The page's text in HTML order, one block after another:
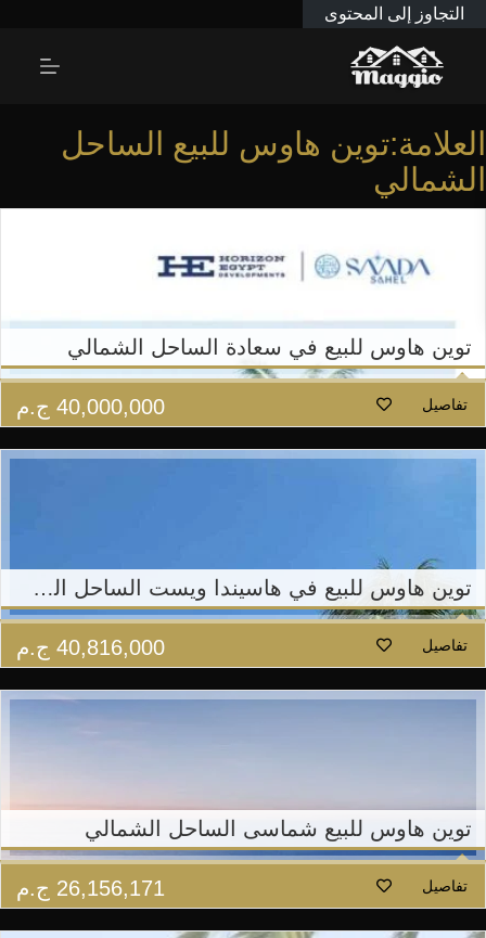
التجاوز إلى المحتوى
العلامة:توين هاوس للبيع الساحل
الشمالي
توين هاوس للبيع في سعادة الساحل الشمالي
40,000,000 ج.م تفاصيل
توين هاوس للبيع في هاسيندا ويست الساحل الشمالي
40,816,000 ج.م تفاصيل
توين هاوس للبيع شماسى الساحل الشمالي
26,156,171 ج.م تفاصيل